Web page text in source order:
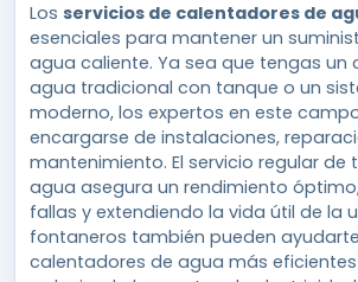
Los servicios de calentadores de
esenciales para mantener un
agua caliente. Ya sea que tengas un
agua tradicional con tanque o un
moderno, los expertos en este
encargarse de instalaciones,
mantenimiento. El servicio regular de
agua asegura un rendimiento
fallas y extendiendo la vida útil de la
fontaneros también pueden
calentadores de agua más